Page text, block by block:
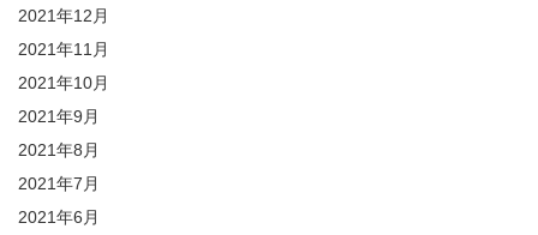
2021年12月
2021年11月
2021年10月
2021年9月
2021年8月
2021年7月
2021年6月